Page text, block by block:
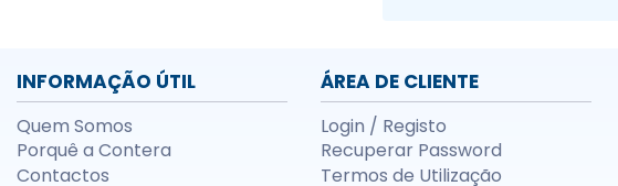
INFORMAÇÃO ÚTIL
Quem Somos
Porquê a Contera
Contactos
ÁREA DE CLIENTE
Login / Registo
Recuperar Password
Termos de Utilização